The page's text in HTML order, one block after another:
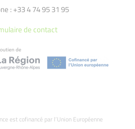
: +33 4 74 95 31 95
de contact
est cofinancé par l’Union Européenne